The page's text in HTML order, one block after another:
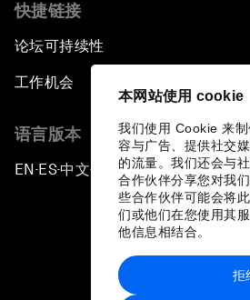
本网站使用 cookie
我们使用 Cookie 来
容与广告、提供社交
的流量。我们还会与
合作伙伴分享您对我
些合作伙伴可能会将
们或他们在您使用其
他信息相结合。
拒
快捷链接
论坛可持续性
工作机会
语言版本
EN ▪ES▪中文▪ 日本語